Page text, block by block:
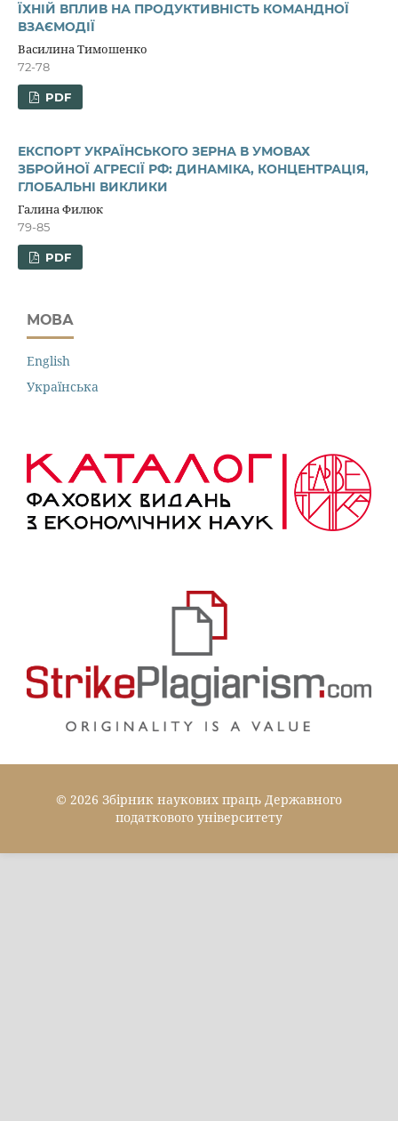
ЇХНІЙ ВПЛИВ НА ПРОДУКТИВНІСТЬ КОМАНДНОЇ
ВЗАЄМОДІЇ
Василина Тимошенко
72-78
PDF
ЕКСПОРТ УКРАЇНСЬКОГО ЗЕРНА В УМОВАХ
ЗБРОЙНОЇ АГРЕСІЇ РФ: ДИНАМІКА, КОНЦЕНТРАЦІЯ,
ГЛОБАЛЬНІ ВИКЛИКИ
Галина Филюк
79-85
PDF
МОВА
English
Українська
© 2026 Збірник наукових праць Державного
податкового університету